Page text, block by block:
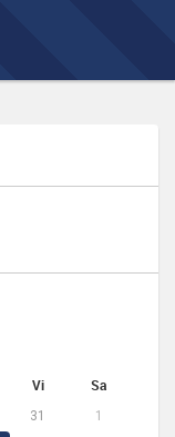
Vi Sa
31
1